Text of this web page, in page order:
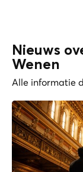
Nieuws
Wenen
Alle informatie